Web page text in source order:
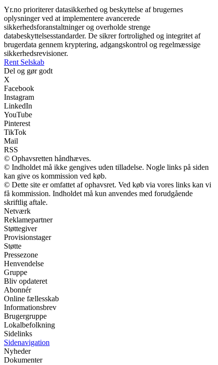
Yr.no prioriterer datasikkerhed og beskyttelse af brugernes
oplysninger ved at implementere avancerede
sikkerhedsforanstaltninger og overholde strenge
databeskyttelsesstandarder. De sikrer fortrolighed og integritet af
brugerdata gennem kryptering, adgangskontrol og regelmæssige
sikkerhedsrevisioner.
Rent Selskab
Del og gør godt
X
Facebook
Instagram
LinkedIn
YouTube
Pinterest
TikTok
Mail
RSS
© Ophavsretten håndhæves.
© Indholdet må ikke gengives uden tilladelse. Nogle links på siden
kan give os kommission ved køb.
© Dette site er omfattet af ophavsret. Ved køb via vores links kan vi
få kommission. Indholdet må kun anvendes med forudgående
skriftlig aftale.
Netværk
Reklamepartner
Støttegiver
Provisionstager
Støtte
Pressezone
Henvendelse
Gruppe
Bliv opdateret
Abonnér
Online fællesskab
Informationsbrev
Brugergruppe
Lokalbefolkning
Sidelinks
Sidenavigation
Nyheder
Dokumenter